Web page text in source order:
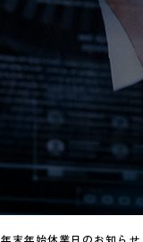
年末年始休業日のお知らせ